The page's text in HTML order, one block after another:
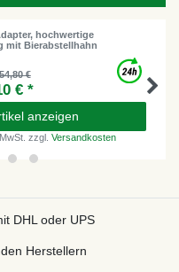
hochwertige
mit Bierabstellhahn
€
€ *
anzeigen
zzgl. Versandkosten
DHL oder UPS
Herstellern